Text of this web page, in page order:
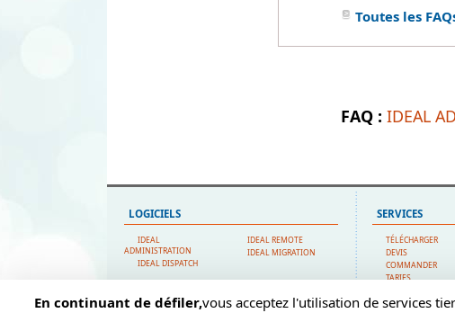
Toutes les
FAQ :IDEAL
LOGICIELS
IDEAL
ADMINISTRATION
IDEAL DISPATCH
IDEAL REMOTE
IDEAL MIGRATION
SERVICES
TÉLÉCHARGER
DEVIS
COMMANDER
TARIFS
En continuant de défiler,vous acceptez l'utilisation de services